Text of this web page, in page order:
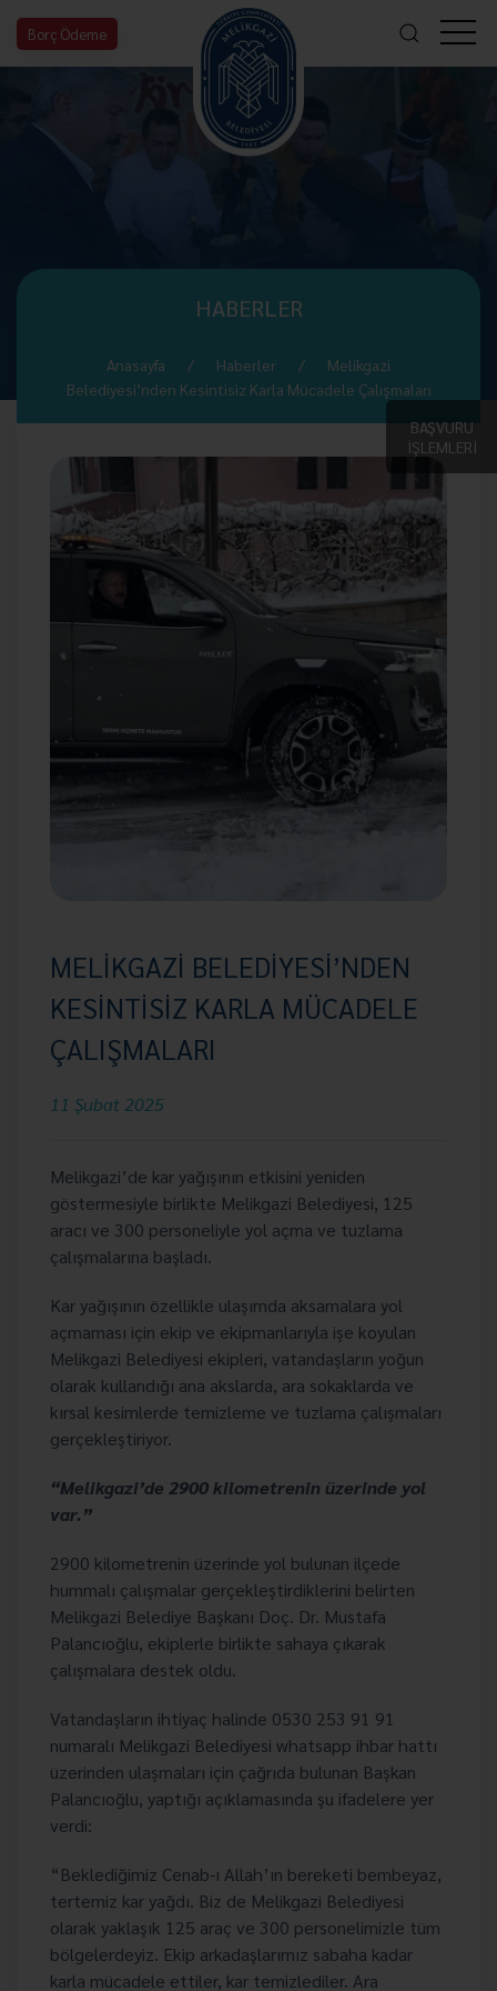
Borç Ödeme
BAŞVURU
İŞLEMLERİ
HABERLER
Anasayfa Haberler
Melikgazi
Belediyesi’nden Kesintisiz Karla Mücadele Çalışmaları
MELİKGAZİ BELEDİYESİ’NDEN
KESİNTİSİZ KARLA MÜCADELE
ÇALIŞMALARI
11 Şubat 2025
Melikgazi’de kar yağışının etkisini yeniden
göstermesiyle birlikte Melikgazi Belediyesi, 125
aracı ve 300 personeliyle yol açma ve tuzlama
çalışmalarına başladı.
Kar yağışının özellikle ulaşımda aksamalara yol
açmaması için ekip ve ekipmanlarıyla işe koyulan
Melikgazi Belediyesi ekipleri, vatandaşların yoğun
olarak kullandığı ana akslarda, ara sokaklarda ve
kırsal kesimlerde temizleme ve tuzlama çalışmaları
gerçekleştiriyor.
“Melikgazi’de 2900 kilometrenin üzerinde yol
var.”
2900 kilometrenin üzerinde yol bulunan ilçede
hummalı çalışmalar gerçekleştirdiklerini belirten
Melikgazi Belediye Başkanı Doç. Dr. Mustafa
Palancıoğlu, ekiplerle birlikte sahaya çıkarak
çalışmalara destek oldu.
Vatandaşların ihtiyaç halinde 0530 253 91 91
numaralı Melikgazi Belediyesi whatsapp ihbar hattı
üzerinden ulaşmaları için çağrıda bulunan Başkan
Palancıoğlu, yaptığı açıklamasında şu ifadelere yer
verdi:
“Beklediğimiz Cenab-ı Allah’ın bereketi bembeyaz,
tertemiz kar yağdı. Biz de Melikgazi Belediyesi
olarak yaklaşık 125 araç ve 300 personelimizle tüm
bölgelerdeyiz. Ekip arkadaşlarımız sabaha kadar
karla mücadele ettiler, kar temizlediler. Ara